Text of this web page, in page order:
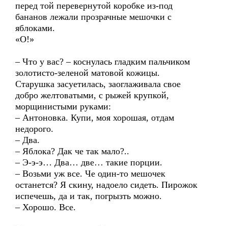
перед той перевернутой коробке из-под
бананов лежали прозрачные мешочки с
яблоками.
«О!»
– Что у вас? – коснулась гладким пальчиком
золотисто-зеленой матовой кожицы.
Старушка засуетилась, заоглаживала свое
добро желтоватыми, с рыжей крупкой,
морщинистыми руками:
– Антоновка. Купи, моя хорошая, отдам
недорого.
– Два.
– Яблока? Дак че так мало?..
– Э-э-э… Два… две… такие порции.
– Возьми уж все. Че один-то мешочек
останется? Я скину, надоело сидеть. Пирожок
испечешь, да и так, погрызть можно.
– Хорошо. Все.